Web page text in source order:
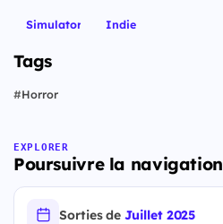
Simulator Indie
Tags
#Horror
EXPLORER
Poursuivre la navigation
Sorties deJuillet 2025